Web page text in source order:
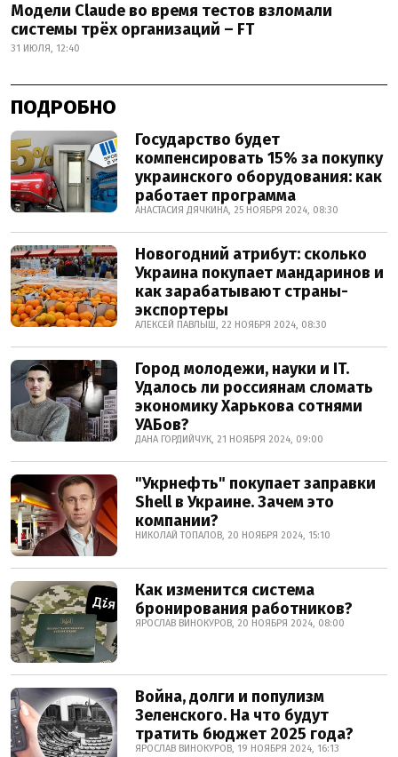
Модели Claude во время тестов взломали
системы трёх организаций – FT
31 ИЮЛЯ, 12:40
ПОДРОБНО
Государство будет
компенсировать 15% за покупку
украинского оборудования: как
работает программа
АНАСТАСИЯ ДЯЧКИНА, 25 НОЯБРЯ 2024, 08:30
Новогодний атрибут: сколько
Украина покупает мандаринов и
как зарабатывают страны-
экспортеры
АЛЕКСЕЙ ПАВЛЫШ, 22 НОЯБРЯ 2024, 08:30
Город молодежи, науки и IT.
Удалось ли россиянам сломать
экономику Харькова сотнями
УАБов?
ДАНА ГОРДИЙЧУК, 21 НОЯБРЯ 2024, 09:00
"Укрнефть" покупает заправки
Shell в Украине. Зачем это
компании?
НИКОЛАЙ ТОПАЛОВ, 20 НОЯБРЯ 2024, 15:10
Как изменится система
бронирования работников?
ЯРОСЛАВ ВИНОКУРОВ, 20 НОЯБРЯ 2024, 08:00
Война, долги и популизм
Зеленского. На что будут
тратить бюджет 2025 года?
ЯРОСЛАВ ВИНОКУРОВ, 19 НОЯБРЯ 2024, 16:13